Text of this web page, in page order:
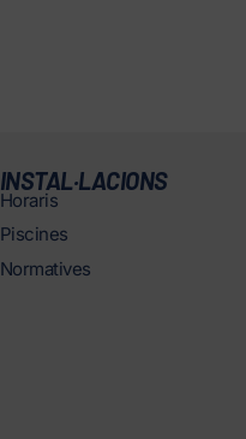
INSTAL·LACIONS
Horaris
Piscines
Normatives